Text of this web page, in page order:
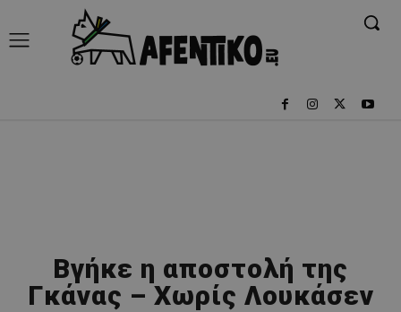
Βγήκε η αποστολή της
Γκάνας – Χωρίς Λουκάσεν